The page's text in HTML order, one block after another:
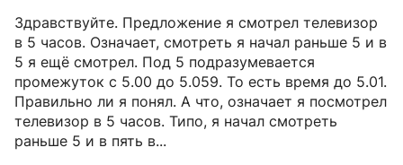
Здравствуйте. Предложение я смотрел телевизор
в 5 часов. Означает, смотреть я начал раньше 5 и в
5 я ещё смотрел. Под 5 подразумевается
промежуток с 5.00 до 5.059. То есть время до 5.01.
Правильно ли я понял. А что, означает я посмотрел
телевизор в 5 часов. Типо, я начал смотреть
раньше 5 и в пять в...